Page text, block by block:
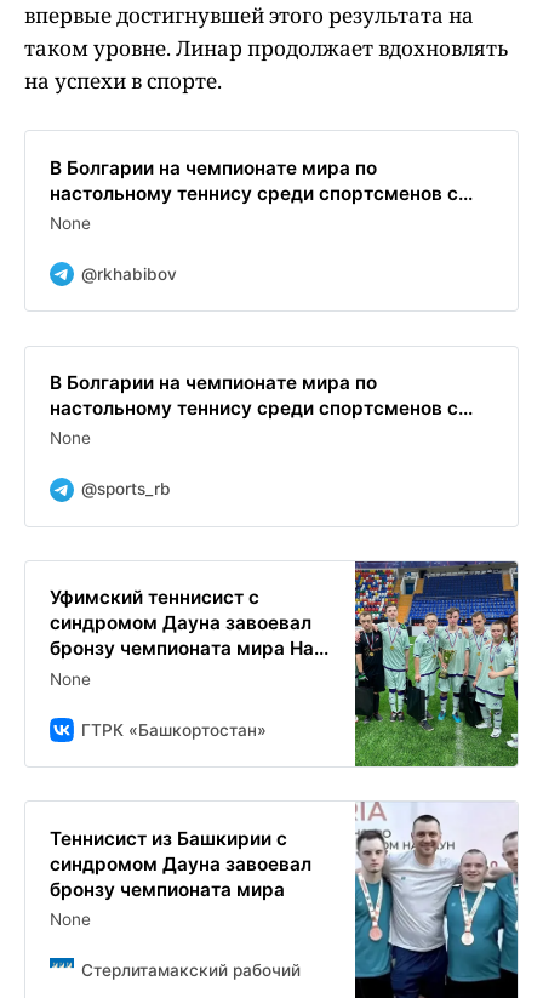
впервые достигнувшей этого результата на
таком уровне. Линар продолжает вдохновлять
на успехи в спорте.
В Болгарии на чемпионате мира по
настольному теннису среди спортсменов с...
None
@rkhabibov
В Болгарии на чемпионате мира по
настольному теннису среди спортсменов с...
None
@sports_rb
Уфимский теннисист с
синдромом Дауна завоевал
бронзу чемпионата мира На...
None
ГТРК «Башкортостан»
Теннисист из Башкирии с
синдромом Дауна завоевал
бронзу чемпионата мира
None
Стерлитамакский рабочий